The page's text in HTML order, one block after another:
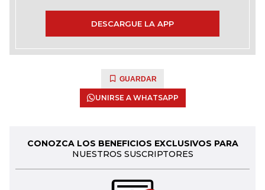
DESCARGUE LA APP
GUARDAR
UNIRSE A WHATSAPP
CONOZCA LOS BENEFICIOS EXCLUSIVOS PARA
NUESTROS SUSCRIPTORES